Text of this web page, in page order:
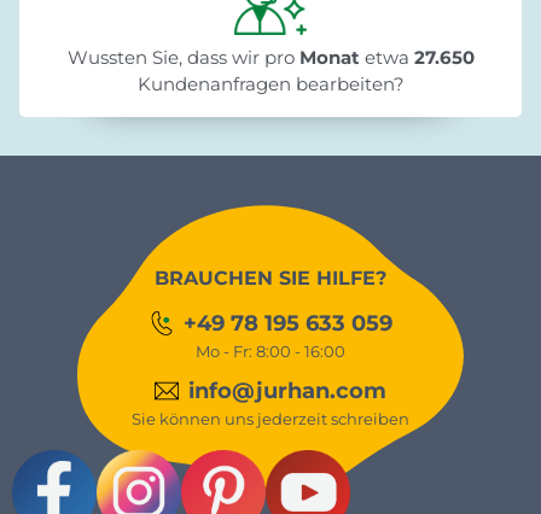
Wussten Sie, dass wir pro Monat etwa 27.650
Kundenanfragen bearbeiten?
BRAUCHEN SIE HILFE?
+49 78 195 633 059
Mo - Fr: 8:00 - 16:00
info@jurhan.com
Sie können uns jederzeit schreiben